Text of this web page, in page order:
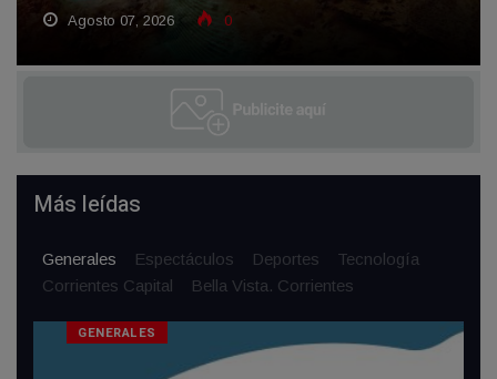
Agosto 07, 2026 0
Más leídas
Generales Espectáculos Deportes
Tecnología
Corrientes Capital
Bella Vista. Corrientes
GENERALES